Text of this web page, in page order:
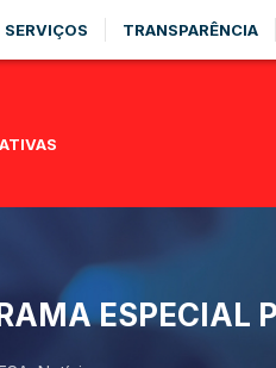
SERVIÇOS TRANSPARÊNCIA
ESPECIAL